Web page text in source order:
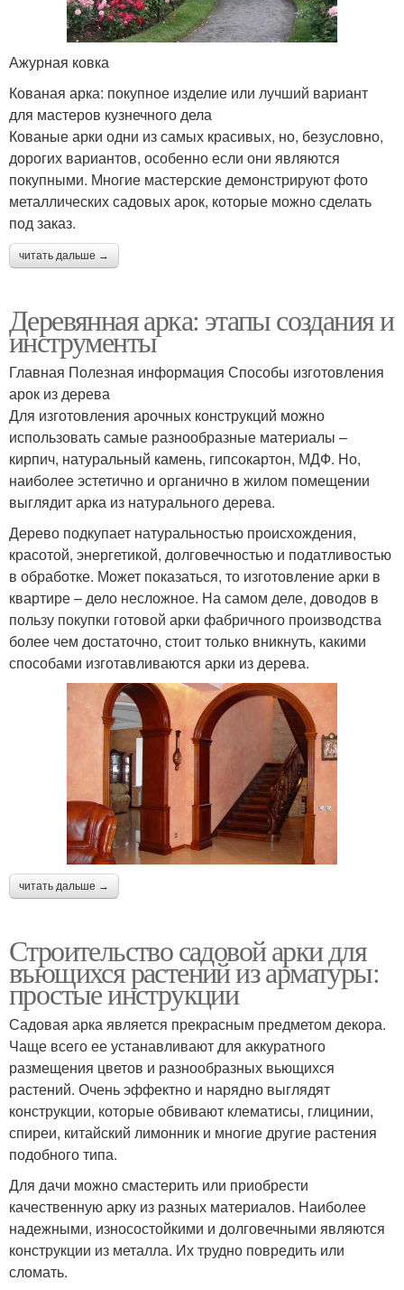
Ажурная ковка
Кованая арка: покупное изделие или лучший вариант
для мастеров кузнечного дела
Кованые арки одни из самых красивых, но, безусловно,
дорогих вариантов, особенно если они являются
покупными. Многие мастерские демонстрируют фото
металлических садовых арок, которые можно сделать
под заказ.
читать дальше →
Деревянная арка: этапы создания и
инструменты
Главная Полезная информация Способы изготовления
арок из дерева
Для изготовления арочных конструкций можно
использовать самые разнообразные материалы –
кирпич, натуральный камень, гипсокартон, МДФ. Но,
наиболее эстетично и органично в жилом помещении
выглядит арка из натурального дерева.
Дерево подкупает натуральностью происхождения,
красотой, энергетикой, долговечностью и податливостью
в обработке. Может показаться, то изготовление арки в
квартире – дело несложное. На самом деле, доводов в
пользу покупки готовой арки фабричного производства
более чем достаточно, стоит только вникнуть, какими
способами изготавливаются арки из дерева.
читать дальше →
Строительство садовой арки для
въющихся растений из арматуры:
простые инструкции
Садовая арка является прекрасным предметом декора.
Чаще всего ее устанавливают для аккуратного
размещения цветов и разнообразных вьющихся
растений. Очень эффектно и нарядно выглядят
конструкции, которые обвивают клематисы, глицинии,
спиреи, китайский лимонник и многие другие растения
подобного типа.
Для дачи можно смастерить или приобрести
качественную арку из разных материалов. Наиболее
надежными, износостойкими и долговечными являются
конструкции из металла. Их трудно повредить или
сломать.